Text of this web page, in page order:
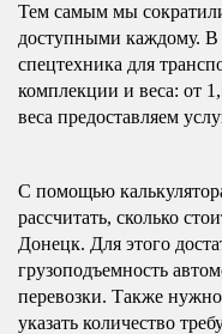
Тем самым мы
доступными каждому. В
спецтехника для
комплекции и веса: от
веса предоставляем
С помощью
рассчитать, сколько
Донецк. Для этого
грузоподъемность
перевозки. Также
указать количество